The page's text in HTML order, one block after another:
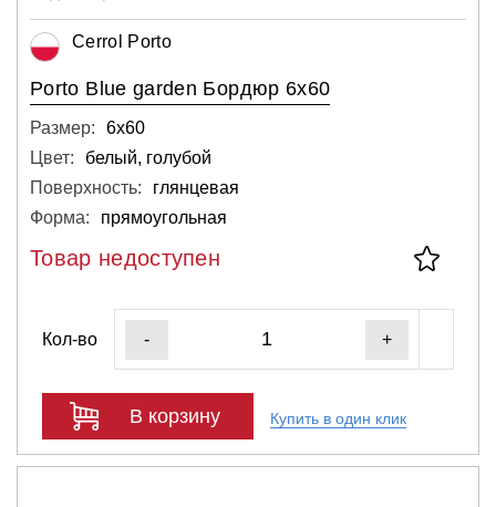
Cerrol Porto
Porto Blue garden Бордюр 6х60
Размер:
6х60
Цвет:
белый, голубой
Поверхность:
глянцевая
Форма:
прямоугольная
Товар недоступен
Кол-во - +
В корзину Купить в один клик